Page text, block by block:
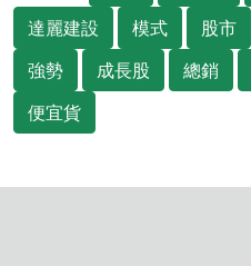
達麗建設
模式 股市
強勢
成長股 總銷
便宜貨